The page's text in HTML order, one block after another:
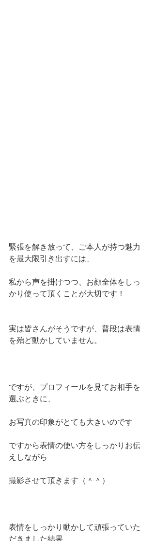
緊張を解き放って、ご本人が持つ魅力
を最大限引き出すには、
私から声を掛けつつ、お顔全体をしっ
かり使って頂くことが大切です！
実は皆さんがそうですが、普段は表情
を殆ど動かしていません。
ですが、プロフィールを見てお相手を
選ぶときに、
お写真の印象がとても大きいのです
ですから表情の使い方をしっかりお伝
えしながら
撮影させて頂きます（＾＾）
表情をしっかり動かして頑張っていた
だきました結果、